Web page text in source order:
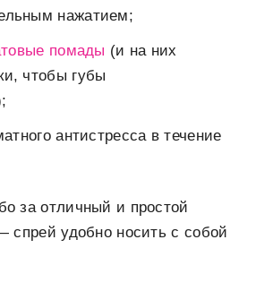
нажатием;
помады (и на них
чтобы губы
антистресса в течение
за отличный и простой
спрей удобно носить с собой